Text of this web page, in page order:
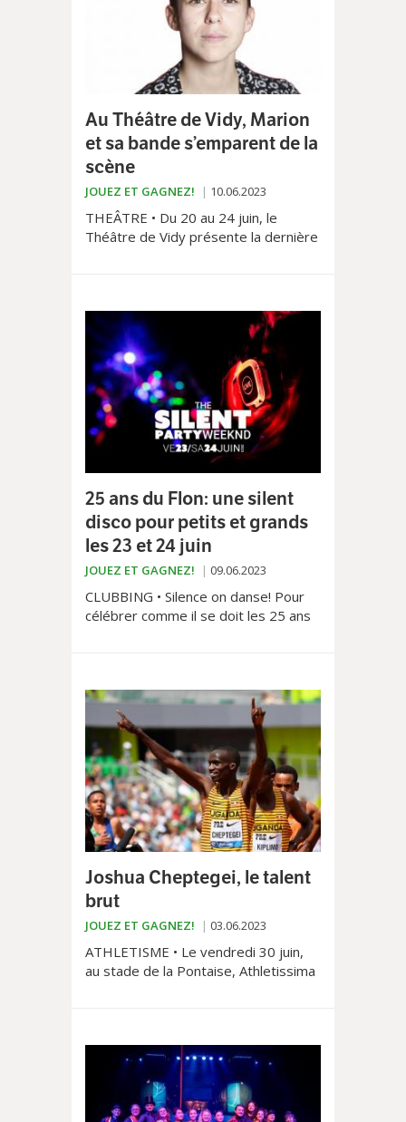
Au Théâtre de Vidy, Marion
et sa bande s’emparent de la
scène
JOUEZ ET GAGNEZ! 10.06.2023
THEÂTRE • Du 20 au 24 juin, le
Théâtre de Vidy présente la dernière
25 ans du Flon: une silent
disco pour petits et grands
les 23 et 24 juin
JOUEZ ET GAGNEZ! 09.06.2023
CLUBBING • Silence on danse! Pour
célébrer comme il se doit les 25 ans
organise une Silent Party géante en
plein air, les 23 et 24 juin sur
l’Esplanade du Flon.
Joshua Cheptegei, le talent
brut
JOUEZ ET GAGNEZ! 03.06.2023
ATHLETISME • Le vendredi 30 juin,
au stade de la Pontaise, Athletissima
Parmi ceux-ci, l’Ougandais Joshua
Cheptegei.